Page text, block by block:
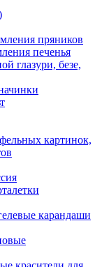
пряников
печенья
глазури, безе,
картинок,
карандаши